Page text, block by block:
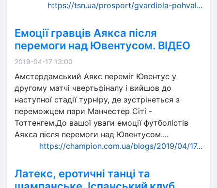
https://tsn.ua/prosport/gvardiola-pohval...
Емоції гравців Аякса після
перемоги над Ювентусом. ВІДЕО
2019-04-17 13:00
Амстердамський Аякс переміг Ювентус у
другому матчі чвертьфіналу і вийшов до
наступної стадії турніру, де зустрінеться з
переможцем пари Манчестер Сіті -
Тоттенгем.До вашої уваги емоції футболістів
Аякса після перемоги над Ювентусом....
https://champion.com.ua/blogs/2019/04/17...
Латекс, еротичні танці та